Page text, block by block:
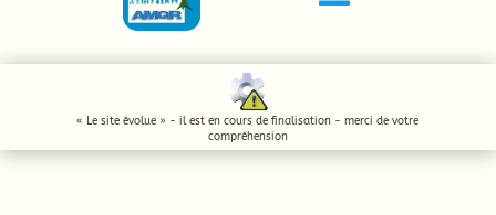
« Le site évolue » - il est en cours de finalisation - merci de votre
compréhension